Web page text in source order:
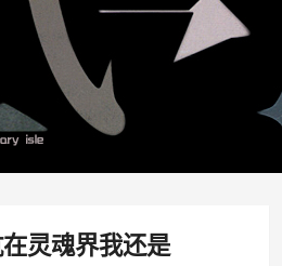
灵魂界我还是